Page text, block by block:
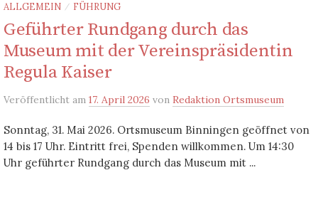
ALLGEMEIN / FÜHRUNG
Geführter Rundgang durch das
Museum mit der Vereinspräsidentin
Regula Kaiser
Veröffentlicht am 17. April 2026 von Redaktion Ortsmuseum
Sonntag, 31. Mai 2026. Ortsmuseum Binningen geöffnet von
14 bis 17 Uhr. Eintritt frei, Spenden willkommen. Um 14:30
Uhr geführter Rundgang durch das Museum mit ...